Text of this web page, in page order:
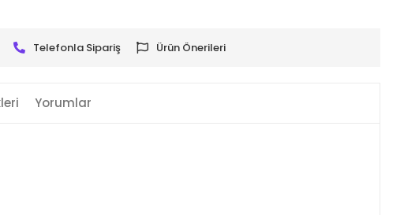
Telefonla Sipariş Ürün Önerileri
Yorumlar